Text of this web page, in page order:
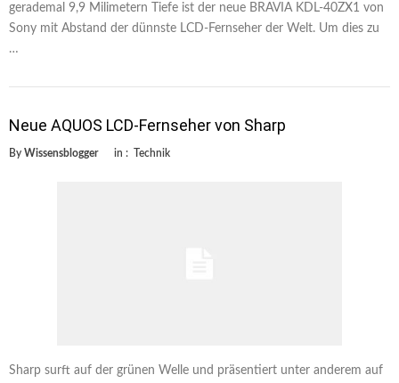
gerademal 9,9 Milimetern Tiefe ist der neue BRAVIA KDL-40ZX1 von
Sony mit Abstand der dünnste LCD-Fernseher der Welt. Um dies zu
…
Neue AQUOS LCD-Fernseher von Sharp
By Wissensblogger in : Technik
Sharp surft auf der grünen Welle und präsentiert unter anderem auf